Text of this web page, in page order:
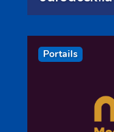
Portails